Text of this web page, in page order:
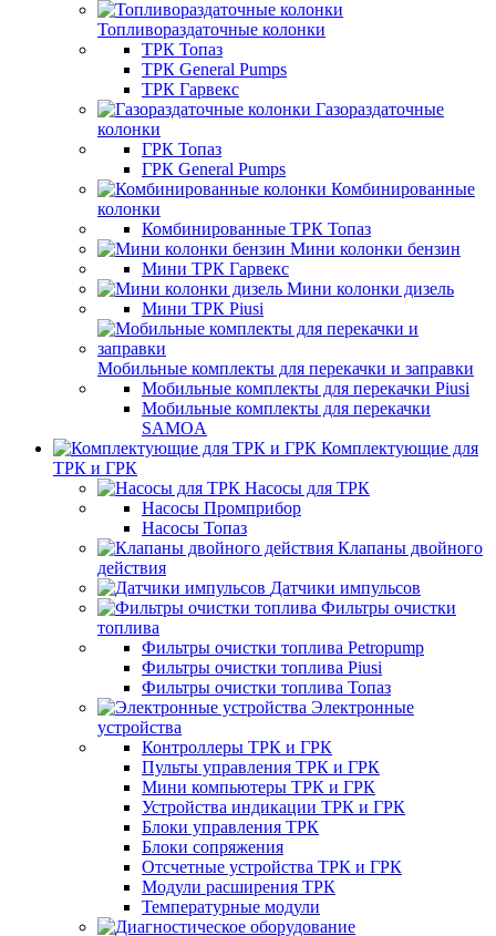
Топливораздаточные колонки
ТРК Топаз
ТРК General Pumps
ТРК Гарвекс
Газораздаточные
колонки
ГРК Топаз
ГРК General Pumps
Комбинированные
колонки
Комбинированные ТРК Топаз
Мини колонки бензин
Мини ТРК Гарвекс
Мини колонки дизель
Мини ТРК Piusi
Мобильные комплекты для перекачки и заправки
Мобильные комплекты для перекачки Piusi
Мобильные комплекты для перекачки
SAMOA
Комплектующие для
ТРК и ГРК
Насосы для ТРК
Насосы Промприбор
Насосы Топаз
Клапаны двойного
действия
Датчики импульсов
Фильтры очистки
топлива
Фильтры очистки топлива Petropump
Фильтры очистки топлива Piusi
Фильтры очистки топлива Топаз
Электронные
устройства
Контроллеры ТРК и ГРК
Пульты управления ТРК и ГРК
Мини компьютеры ТРК и ГРК
Устройства индикации ТРК и ГРК
Блоки управления ТРК
Блоки сопряжения
Отсчетные устройства ТРК и ГРК
Модули расширения ТРК
Температурные модули